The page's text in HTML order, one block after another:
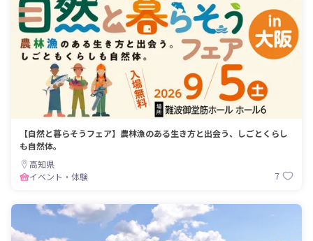
【自然と暮らそうフェア】農林漁のある生き方と出会う、しごとくらし
も自然体。
高知県
イベント・体験
7